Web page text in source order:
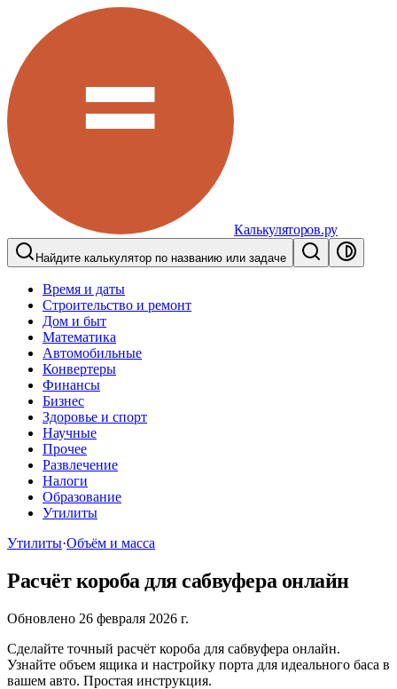
Калькуляторов.ру
Найдите калькулятор по названию или задаче
Время и даты
Строительство и ремонт
Дом и быт
Математика
Автомобильные
Конвертеры
Финансы
Бизнес
Здоровье и спорт
Научные
Прочее
Развлечение
Налоги
Образование
Утилиты
Утилиты·Объём и масса
Расчёт короба для сабвуфера онлайн
Обновлено 26 февраля 2026 г.
Сделайте точный расчёт короба для сабвуфера онлайн.
Узнайте объем ящика и настройку порта для идеального баса в
вашем авто. Простая инструкция.